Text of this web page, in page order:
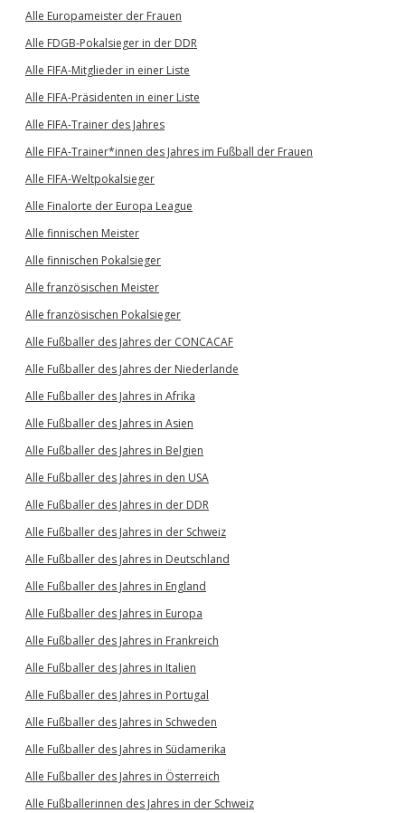
Alle Europameister der Frauen
Alle FDGB-Pokalsieger in der DDR
Alle FIFA-Mitglieder in einer Liste
Alle FIFA-Präsidenten in einer Liste
Alle FIFA-Trainer des Jahres
Alle FIFA-Trainer*innen des Jahres im Fußball der Frauen
Alle FIFA-Weltpokalsieger
Alle Finalorte der Europa League
Alle finnischen Meister
Alle finnischen Pokalsieger
Alle französischen Meister
Alle französischen Pokalsieger
Alle Fußballer des Jahres der CONCACAF
Alle Fußballer des Jahres der Niederlande
Alle Fußballer des Jahres in Afrika
Alle Fußballer des Jahres in Asien
Alle Fußballer des Jahres in Belgien
Alle Fußballer des Jahres in den USA
Alle Fußballer des Jahres in der DDR
Alle Fußballer des Jahres in der Schweiz
Alle Fußballer des Jahres in Deutschland
Alle Fußballer des Jahres in England
Alle Fußballer des Jahres in Europa
Alle Fußballer des Jahres in Frankreich
Alle Fußballer des Jahres in Italien
Alle Fußballer des Jahres in Portugal
Alle Fußballer des Jahres in Schweden
Alle Fußballer des Jahres in Südamerika
Alle Fußballer des Jahres in Österreich
Alle Fußballerinnen des Jahres in der Schweiz